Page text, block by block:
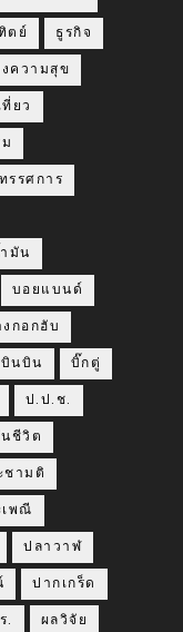
ตย์ ธูรกิจ
ความสุข
ยว
รรศการ
มัน
บอยแบนด์
กอกฮับ
บินบิน บิ๊กตู่
ป.ป.ช.
ชีวิต
ชามติ
เพณี
ปลาวาฬ
ปากเกร็ด
. ผลวิจัย